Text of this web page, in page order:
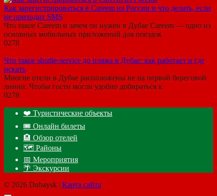
Как зарегистрироваться в Careem из России и что делать, если
не приходит SMS
Что такое Careem и зачем он нужен в Дубае Careem — одно из
основных мобильных приложений для поездок
0278
Что такое shuttle-service до пляжа в Дубае: как работает и где
искать
Многие отели в Дубае расположены не на первой береговой
линии. Чтобы гости могли удобно добираться к
0278
❤️ Туристические объекты
🎟️ Онлайн билеты
🏨 Обзор отелей
🗺 Районы
📅 Мероприятия
🌴 Экскурсии
© 2026 Dubaysk | Карта сайта